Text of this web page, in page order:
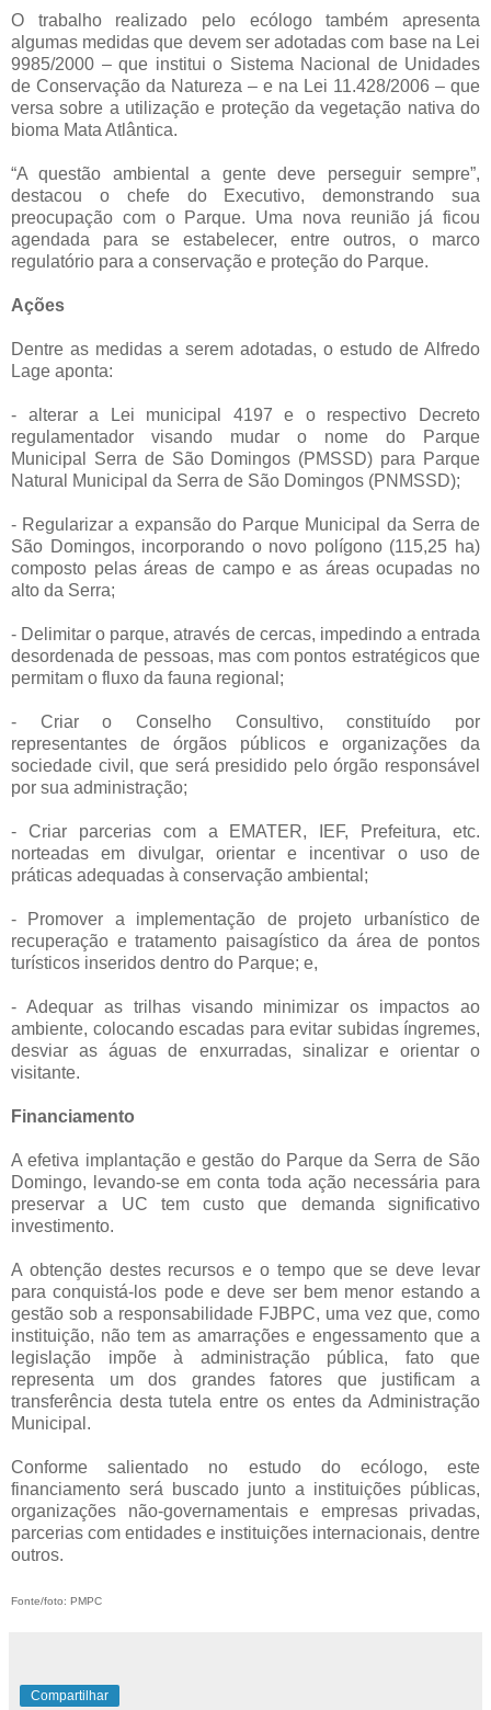
O trabalho realizado pelo ecólogo também apresenta
algumas medidas que devem ser adotadas com base na Lei
9985/2000 – que institui o Sistema Nacional de Unidades
de Conservação da Natureza – e na Lei 11.428/2006 – que
versa sobre a utilização e proteção da vegetação nativa do
bioma Mata Atlântica.
“A questão ambiental a gente deve perseguir sempre”,
destacou o chefe do Executivo, demonstrando sua
preocupação com o Parque. Uma nova reunião já ficou
agendada para se estabelecer, entre outros, o marco
regulatório para a conservação e proteção do Parque.
Ações
Dentre as medidas a serem adotadas, o estudo de Alfredo
Lage aponta:
- alterar a Lei municipal 4197 e o respectivo Decreto
regulamentador visando mudar o nome do Parque
Municipal Serra de São Domingos (PMSSD) para Parque
Natural Municipal da Serra de São Domingos (PNMSSD);
- Regularizar a expansão do Parque Municipal da Serra de
São Domingos, incorporando o novo polígono (115,25 ha)
composto pelas áreas de campo e as áreas ocupadas no
alto da Serra;
- Delimitar o parque, através de cercas, impedindo a entrada
desordenada de pessoas, mas com pontos estratégicos que
permitam o fluxo da fauna regional;
- Criar o Conselho Consultivo, constituído por
representantes de órgãos públicos e organizações da
sociedade civil, que será presidido pelo órgão responsável
por sua administração;
- Criar parcerias com a EMATER, IEF, Prefeitura, etc.
norteadas em divulgar, orientar e incentivar o uso de
práticas adequadas à conservação ambiental;
- Promover a implementação de projeto urbanístico de
recuperação e tratamento paisagístico da área de pontos
turísticos inseridos dentro do Parque; e,
- Adequar as trilhas visando minimizar os impactos ao
ambiente, colocando escadas para evitar subidas íngremes,
desviar as águas de enxurradas, sinalizar e orientar o
visitante.
Financiamento
A efetiva implantação e gestão do Parque da Serra de São
Domingo, levando-se em conta toda ação necessária para
preservar a UC tem custo que demanda significativo
investimento.
A obtenção destes recursos e o tempo que se deve levar
para conquistá-los pode e deve ser bem menor estando a
gestão sob a responsabilidade FJBPC, uma vez que, como
instituição, não tem as amarrações e engessamento que a
legislação impõe à administração pública, fato que
representa um dos grandes fatores que justificam a
transferência desta tutela entre os entes da Administração
Municipal.
Conforme salientado no estudo do ecólogo, este
financiamento será buscado junto a instituições públicas,
organizações não-governamentais e empresas privadas,
parcerias com entidades e instituições internacionais, dentre
outros.
Fonte/foto: PMPC
Compartilhar